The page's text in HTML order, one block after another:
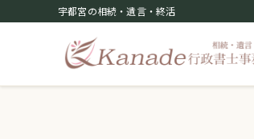
宇都宮の相続・遺言・終活